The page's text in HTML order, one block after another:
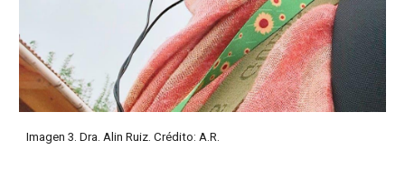
Imagen3.Dra.Alin Ruiz. Crédito:A.R.